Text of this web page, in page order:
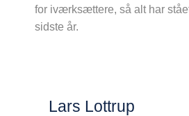
for iværksættere, så alt har
sidste år.
Lars Lottrup